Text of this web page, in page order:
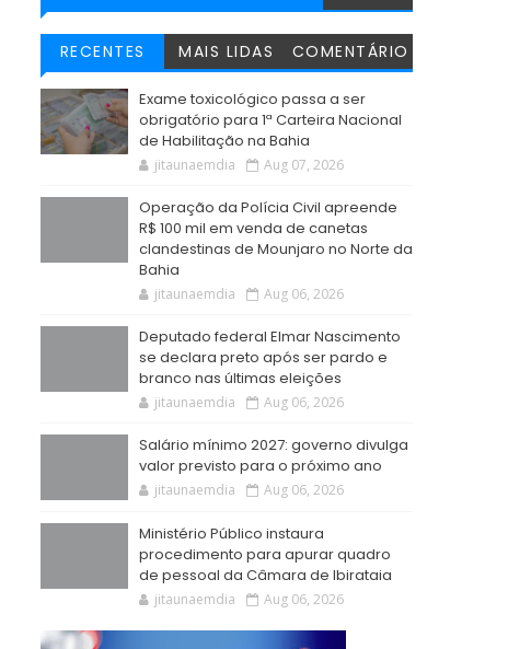
RECENTES MAIS LIDAS COMENTÁRIO
Exame toxicológico passa a ser
obrigatório para 1ª Carteira Nacional
de Habilitação na Bahia
jitaunaemdia Aug 07, 2026
Operação da Polícia Civil apreende
R$ 100 mil em venda de canetas
clandestinas de Mounjaro no Norte da
Bahia
jitaunaemdia Aug 06, 2026
Deputado federal Elmar Nascimento
se declara preto após ser pardo e
branco nas últimas eleições
jitaunaemdia Aug 06, 2026
Salário mínimo 2027: governo divulga
valor previsto para o próximo ano
jitaunaemdia Aug 06, 2026
Ministério Público instaura
procedimento para apurar quadro
de pessoal da Câmara de Ibirataia
jitaunaemdia Aug 06, 2026